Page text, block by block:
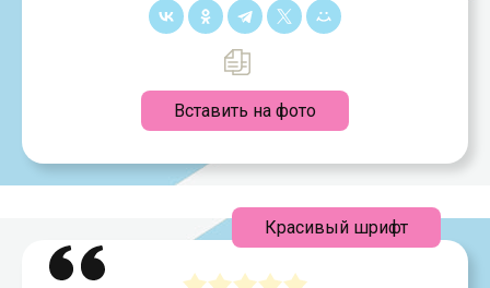
Вставить на фото
Красивый шрифт